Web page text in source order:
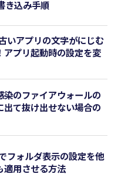
き込み手順
いアプリの文字がにじむ
アプリ起動時の設定を変
染のファイアウォールの
出て抜け出せない場合の
フォルダ表示の設定を他
適用させる方法